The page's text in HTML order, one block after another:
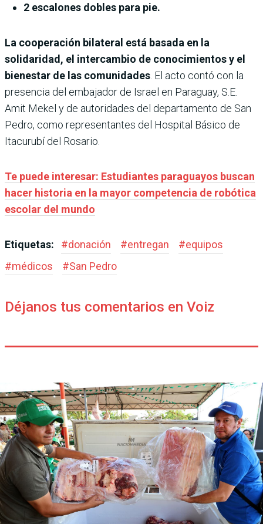
2 escalones dobles para pie.
La cooperación bilateral está basada en la
solidaridad, el intercambio de conocimientos y el
bienestar de las comunidades . El acto contó con la
presencia del embajador de Israel en Paraguay, S.E.
Amit Mekel y de autoridades del departamento de San
Pedro, como representantes del Hospital Básico de
Itacurubí del Rosario.
Te puede interesar: Estudiantes paraguayos buscan
hacer historia en la mayor competencia de robótica
escolar del mundo
Etiquetas: #donación #entregan #equipos
#médicos #San Pedro
Déjanos tus comentarios en Voiz